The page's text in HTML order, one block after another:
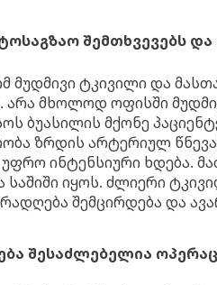
შემთხვევებს
ტკივილი და
მხოლოდ ოფისში
ბუასილის მქონე
ზრდის არტერიულ
ინტენსიური ხდება.
საშიში იყოს. ძლიერი
შემცირდება და
შესაძლებელია